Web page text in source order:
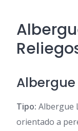
Tipo: Albergue
orientado a